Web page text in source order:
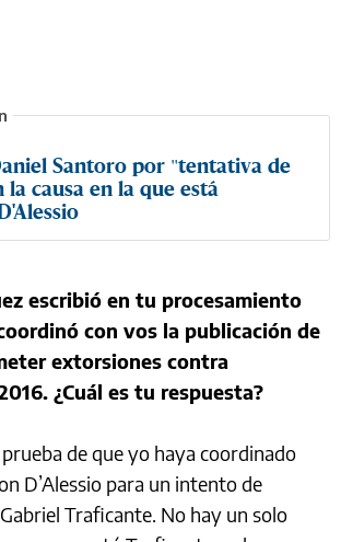
Santoro por "tentativa de
causa en la que está
escribió en tu procesamiento
con vos la publicación de
extorsiones contra
¿Cuál es tu respuesta?
de que yo haya coordinado
D’Alessio para un intento de
Traficante. No hay un solo